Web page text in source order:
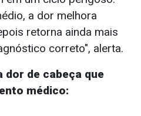
a dor melhora
retorna ainda mais
correto", alerta.
dor de cabeça que
médico: